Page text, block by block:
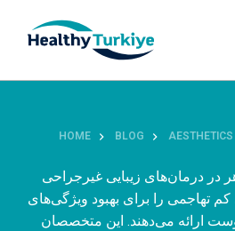
p
HOME BLOG
در درمان‌های زیبایی غیرجراحی
تهاجمی را برای بهبود ویژگی‌های
ارائه می‌دهند. این متخصصان